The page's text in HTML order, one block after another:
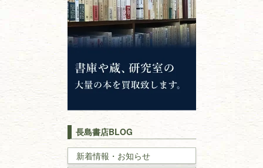
仏教書
神道・神社仏閣
イスラム教
キリスト教
歴史書
世界史・
戦記・戦史
長島書店BLOG
新着情報・お知らせ